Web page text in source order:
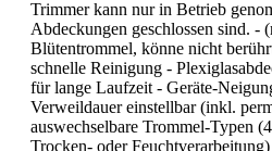
Trimmer kann nur in Betrieb
Abdeckungen geschlossen sind. -
Blütentrommel, könne nicht
schnelle Reinigung -
für lange Laufzeit - Geräte-
Verweildauer einstellbar (inkl.
auswechselbare Trommel-Typen
Trocken- oder